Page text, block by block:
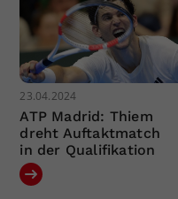
23.04.2024
ATP Madrid: Thiem
dreht Auftaktmatch
in der Qualifikation